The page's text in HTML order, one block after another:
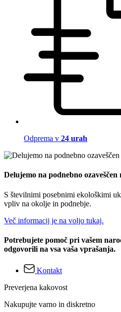
Odprema v 24 urah
Delujemo na podnebno ozaveščen
S številnimi posebnimi ekološkimi
vpliv na okolje in podnebje.
Več informacij je na voljo tukaj.
Potrebujete pomoč pri vašem
odgovorili na vsa vaša vprašanja.
Kontakt
Preverjena kakovost
Nakupujte varno in diskretno